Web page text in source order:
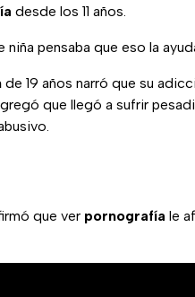
desde los 11 años.
niña pensaba que eso la
de 19 años narró que su
que llegó a sufrir
que ver pornografía le